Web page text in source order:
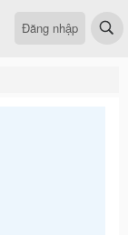
Đăng nhập